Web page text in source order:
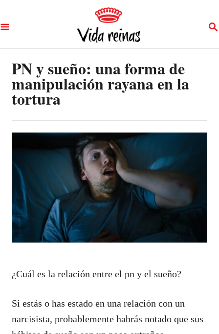
k
i
S
PN y sueño: una forma de
manipulación rayana en la
tortura
¿Cuál es la relación entre el pn y el sueño?
Si estás o has estado en una relación con un
narcisista, probablemente habrás notado que sus